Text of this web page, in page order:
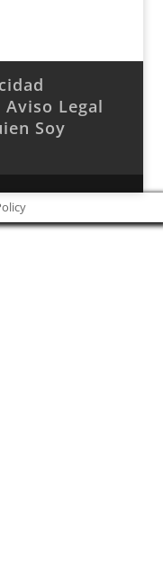
Aviso Legal
Soy